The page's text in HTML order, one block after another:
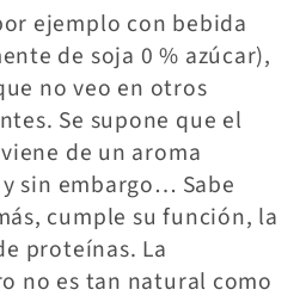
ejemplo con bebida
de soja 0 % azúcar),
no veo en otros
Se supone que el
de un aroma
sin embargo… Sabe
cumple su función, la
proteínas. La
no es tan natural como